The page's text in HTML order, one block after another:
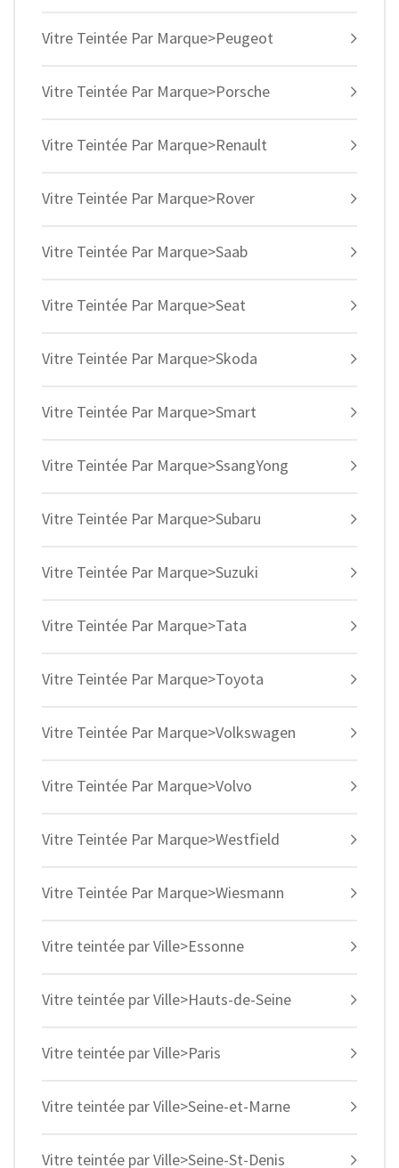
Vitre Teintée Par Marque>Peugeot
Vitre Teintée Par Marque>Porsche
Vitre Teintée Par Marque>Renault
Vitre Teintée Par Marque>Rover
Vitre Teintée Par Marque>Saab
Vitre Teintée Par Marque>Seat
Vitre Teintée Par Marque>Skoda
Vitre Teintée Par Marque>Smart
Vitre Teintée Par Marque>SsangYong
Vitre Teintée Par Marque>Subaru
Vitre Teintée Par Marque>Suzuki
Vitre Teintée Par Marque>Tata
Vitre Teintée Par Marque>Toyota
Vitre Teintée Par Marque>Volkswagen
Vitre Teintée Par Marque>Volvo
Vitre Teintée Par Marque>Westfield
Vitre Teintée Par Marque>Wiesmann
Vitre teintée par Ville>Essonne
Vitre teintée par Ville>Hauts-de-Seine
Vitre teintée par Ville>Paris
Vitre teintée par Ville>Seine-et-Marne
Vitre teintée par Ville>Seine-St-Denis